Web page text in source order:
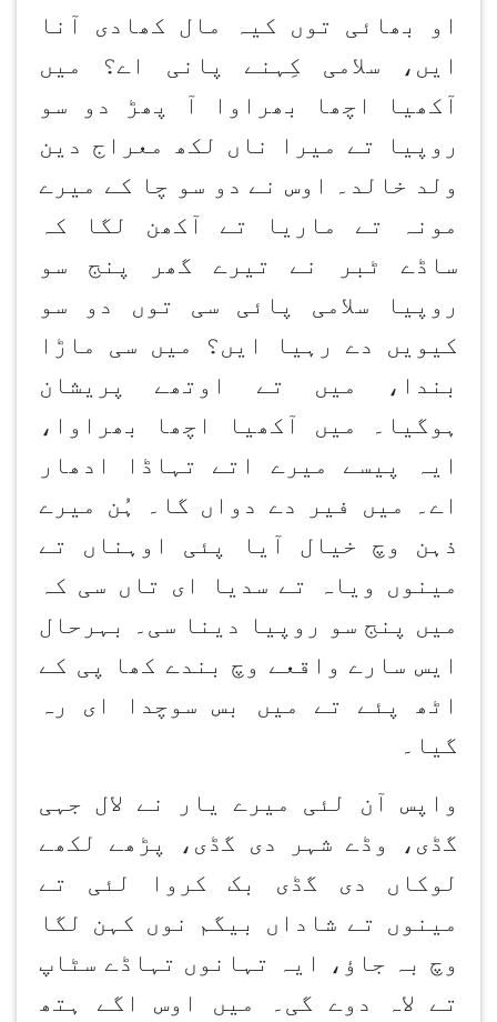
او بھائی توں کیہ مال کھادی آنا
ایں، سلامی کِہنے پانی اے؟ میں
آکھیا اچھا بھراوا آ پھڑ دو سو
روپیا تے میرا ناں لکھ معراج دین
ولد خالد۔ اوس نے دو سو چا کے میرے
مونہ تے ماریا تے آکھن لگا کہ
ساڈے ٹبر نے تیرے گھر پنج سو
روپیا سلامی پائی سی توں دو سو
کیویں دے رہیا ایں؟ میں سی ماڑا
بندا، میں تے اوتھے پریشان
ہوگیا۔ میں آکھیا اچھا بھراوا،
ایہ پیسے میرے اتے تہاڈا ادھار
اے۔ میں فیر دے دواں گا۔ ہُن میرے
ذہن وچ خیال آیا پئی اوہناں تے
مینوں ویاہ تے سدیا ای تاں سی کہ
میں پنج سو روپیا دینا سی۔ بہرحال
ایس سارے واقعے وچ بندے کھا پی کے
اٹھ پئے تے میں بس سوچدا ای رہ
گیا۔
واپس آن لئی میرے یار نے لال جہی
گڈی، وڈے شہر دی گڈی، پڑھے لکھے
لوکاں دی گڈی بک کروا لئی تے
مینوں تے شاداں بیگم نوں کہن لگا
وچ بہ جاؤ، ایہ تہانوں تہاڈے سٹاپ
تے لاہ دوے گی۔ میں اوس اگے ہتھ